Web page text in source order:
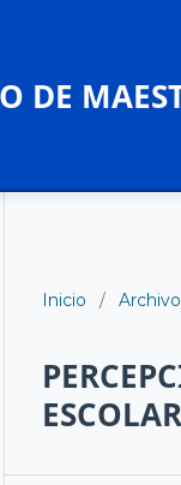
DE
Inicio /